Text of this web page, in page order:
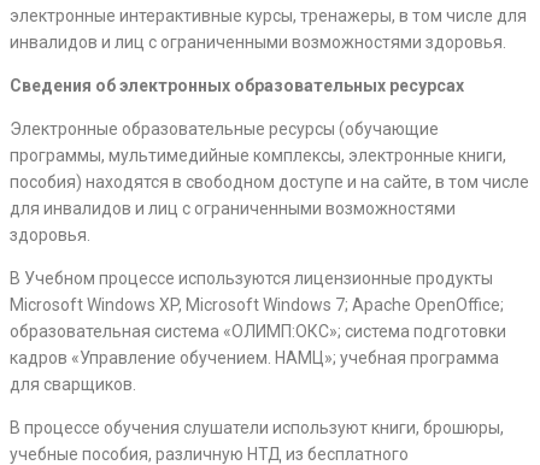
электронные интерактивные курсы, тренажеры, в том числе для
инвалидов и лиц с ограниченными возможностями здоровья.
Сведения об электронных образовательных ресурсах
Электронные образовательные ресурсы (обучающие
программы, мультимедийные комплексы, электронные книги,
пособия) находятся в свободном доступе и на сайте, в том числе
для инвалидов и лиц с ограниченными возможностями
здоровья.
В Учебном процессе используются лицензионные продукты
Microsoft Windows XP, Microsoft Windows 7; Apache OpenOffice;
образовательная система «ОЛИМП:ОКС»; система подготовки
кадров «Управление обучением. НАМЦ»; учебная программа
для сварщиков.
В процессе обучения слушатели используют книги, брошюры,
учебные пособия, различную НТД из бесплатного